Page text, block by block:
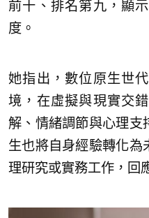
前十、排名第九，顯
度。
她指出，數位原生世
境，在虛擬與現實交
解、情緒調節與心理支
生也將自身經驗轉化為
理研究或實務工作，回